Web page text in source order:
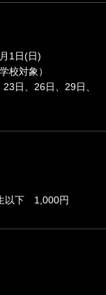
1日(日)
校対象）
日、26日、29日、
以下 1,000円